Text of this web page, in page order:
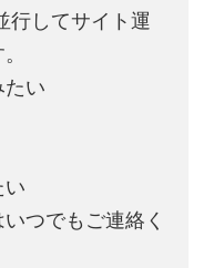
行してサイト運
たい
い
つでもご連絡く